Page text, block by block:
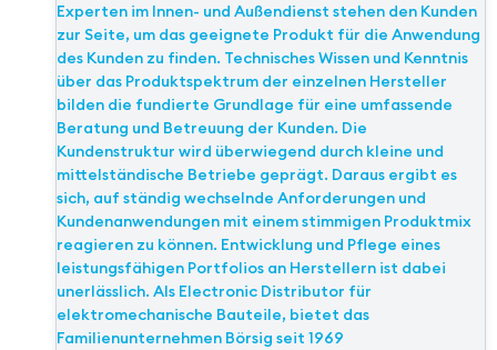
Experten im Innen- und Außendienst stehen den Kunden
zur Seite, um das geeignete Produkt für die Anwendung
des Kunden zu finden. Technisches Wissen und Kenntnis
über das Produktspektrum der einzelnen Hersteller
bilden die fundierte Grundlage für eine umfassende
Beratung und Betreuung der Kunden. Die
Kundenstruktur wird überwiegend durch kleine und
mittelständische Betriebe geprägt. Daraus ergibt es
sich, auf ständig wechselnde Anforderungen und
Kundenanwendungen mit einem stimmigen Produktmix
reagieren zu können. Entwicklung und Pflege eines
leistungsfähigen Portfolios an Herstellern ist dabei
unerlässlich. Als Electronic Distributor für
elektromechanische Bauteile, bietet das
Familienunternehmen Börsig seit 1969